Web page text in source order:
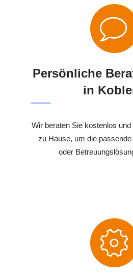
Persönliche
in
Wir beraten Sie kostenlos und
zu Hause, um die
oder